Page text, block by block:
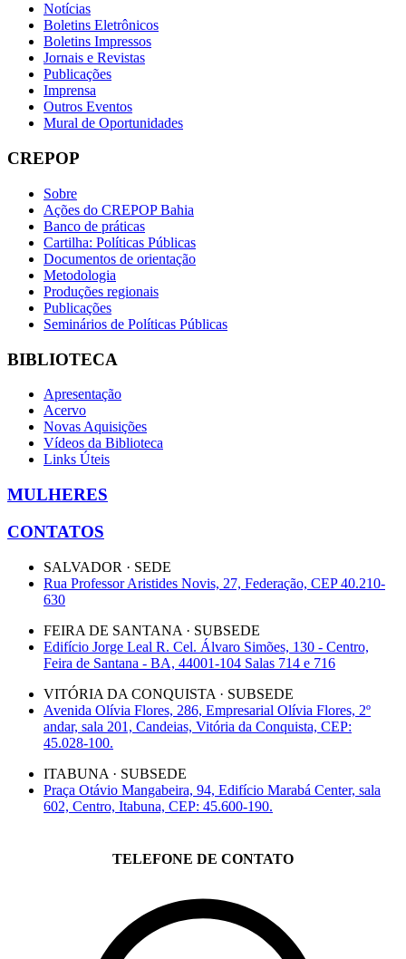
Notícias
Boletins Eletrônicos
Boletins Impressos
Jornais e Revistas
Publicações
Imprensa
Outros Eventos
Mural de Oportunidades
CREPOP
Sobre
Ações do CREPOP Bahia
Banco de práticas
Cartilha: Políticas Públicas
Documentos de orientação
Metodologia
Produções regionais
Publicações
Seminários de Políticas Públicas
BIBLIOTECA
Apresentação
Acervo
Novas Aquisições
Vídeos da Biblioteca
Links Úteis
MULHERES
CONTATOS
SALVADOR · SEDE
Rua Professor Aristides Novis, 27, Federação, CEP 40.210-
630
FEIRA DE SANTANA · SUBSEDE
Edifício Jorge Leal R. Cel. Álvaro Simões, 130 - Centro,
Feira de Santana - BA, 44001-104 Salas 714 e 716
VITÓRIA DA CONQUISTA · SUBSEDE
Avenida Olívia Flores, 286, Empresarial Olívia Flores, 2º
andar, sala 201, Candeias, Vitória da Conquista, CEP:
45.028-100.
ITABUNA · SUBSEDE
Praça Otávio Mangabeira, 94, Edifício Marabá Center, sala
602, Centro, Itabuna, CEP: 45.600-190.
TELEFONE DE CONTATO